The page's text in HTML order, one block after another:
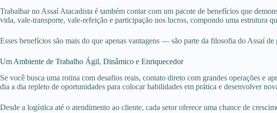
Trabalhar no Assaí Atacadista é também contar com um pacote de benefícios que
vida, vale-transporte, vale-refeição e participação nos lucros, compondo uma estrutura
Esses benefícios são mais do que apenas vantagens — são parte da filosofia do Assaí
Um Ambiente de Trabalho Ágil, Dinâmico e Enriquecedor
Se você busca uma rotina com desafios reais, contato direto com grandes operações e
dia a dia repleto de oportunidades para colocar habilidades em prática e desenvolver
Desde a logística até o atendimento ao cliente, cada setor oferece uma chance de